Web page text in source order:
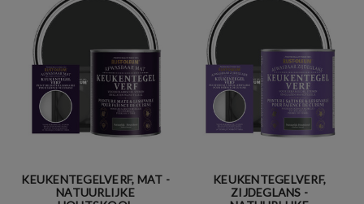
KEUKENTEGELVERF, MAT -
NATUURLIJKE
KEUKENTEGELVERF,
ZIJDEGLANS -